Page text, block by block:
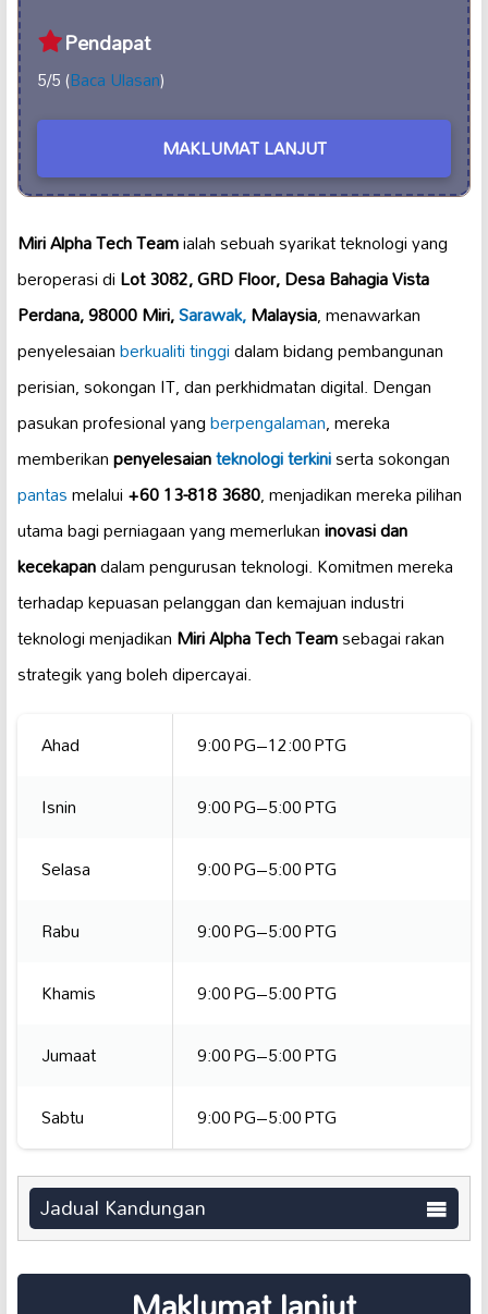
Pendapat
5/5 (Baca Ulasan)
MAKLUMAT LANJUT
Miri Alpha Tech Teamialah sebuah syarikat teknologi yang
beroperasi diLot 3082, GRD Floor, Desa Bahagia Vista
Perdana, 98000 Miri,Sarawak,Malaysia, menawarkan
penyelesaianberkualiti tinggidalam bidang pembangunan
perisian, sokongan IT, dan perkhidmatan digital. Dengan
pasukan profesional yangberpengalaman, mereka
memberikanpenyelesaianteknologi terkiniserta sokongan
pantasmelalui+60 13-818 3680, menjadikan mereka pilihan
utama bagi perniagaan yang memerlukaninovasi dan
kecekapandalam pengurusan teknologi. Komitmen mereka
terhadap kepuasan pelanggan dan kemajuan industri
teknologi menjadikanMiri Alpha Tech Teamsebagai rakan
strategik yang boleh dipercayai.
Ahad
9:00 PG–12:00 PTG
Isnin
9:00 PG–5:00 PTG
Selasa
9:00 PG–5:00 PTG
Rabu
9:00 PG–5:00 PTG
Khamis
9:00 PG–5:00 PTG
Jumaat
9:00 PG–5:00 PTG
Sabtu
9:00 PG–5:00 PTG
Jadual Kandungan